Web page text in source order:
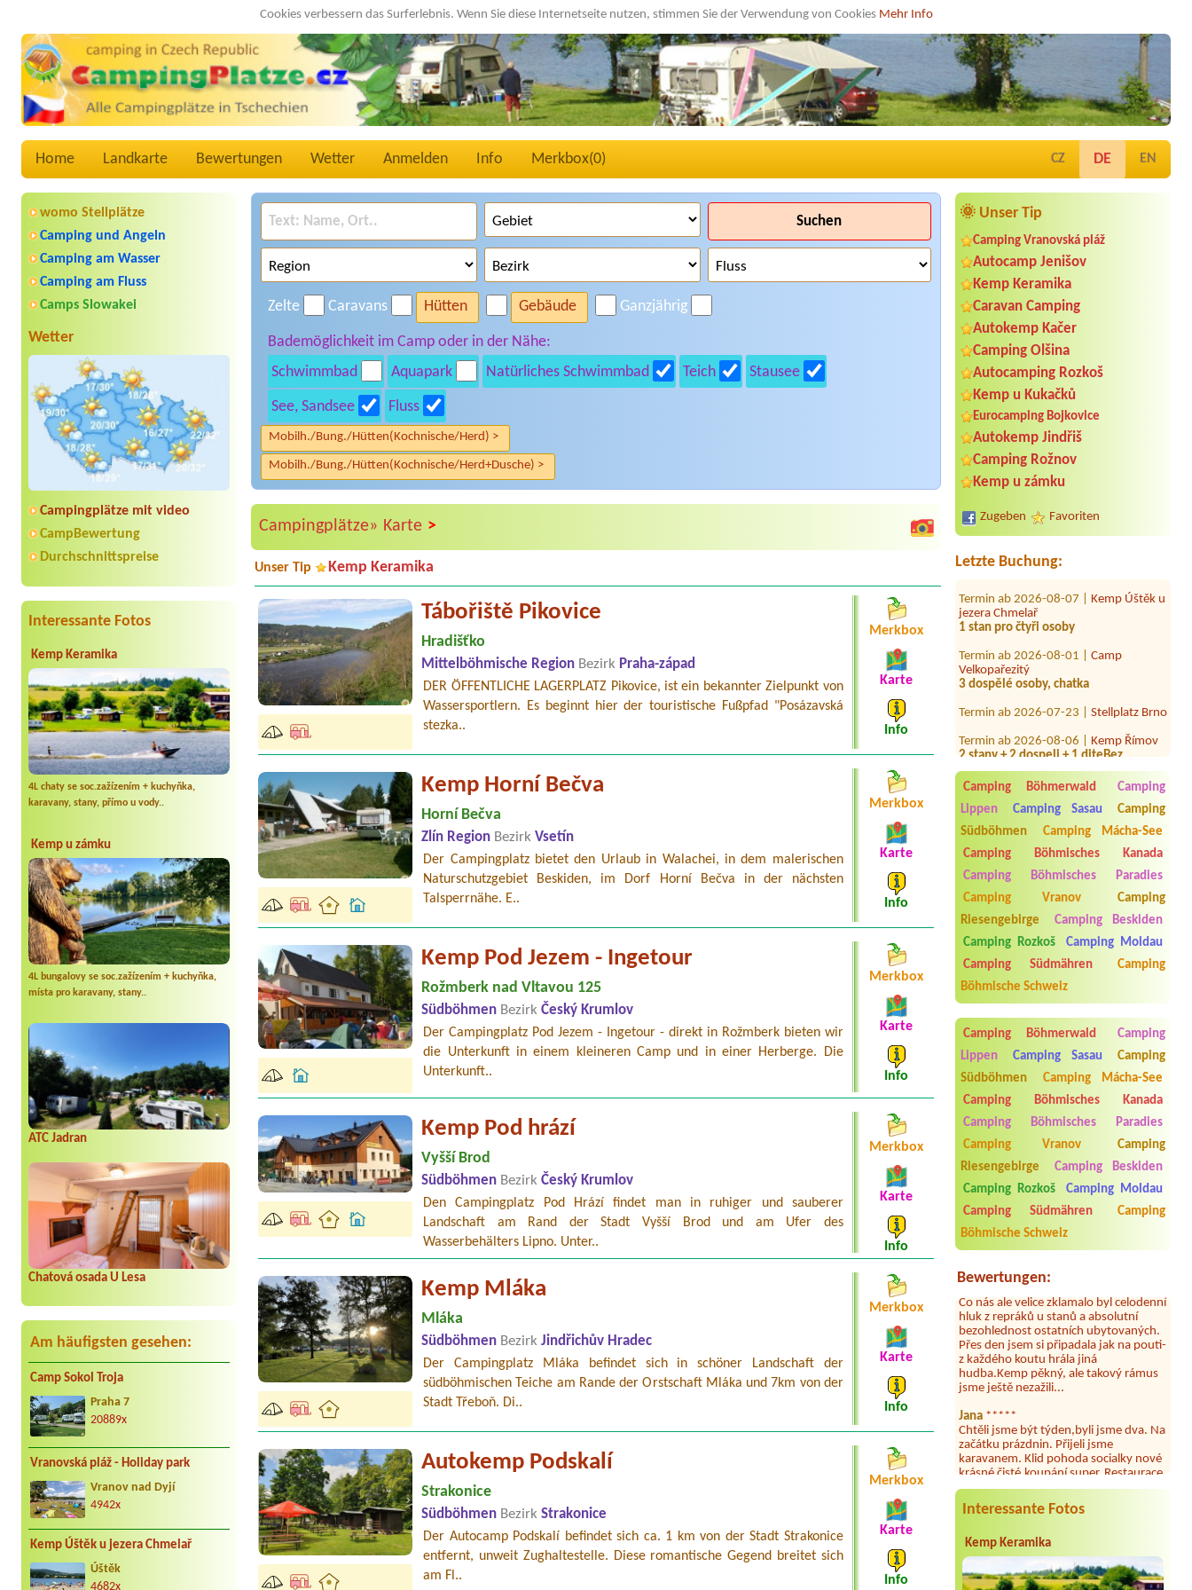
Cookies verbessern das Surferlebnis. Wenn Sie diese Internetseite nutzen, stimmen Sie der Verwendung von Cookies Mehr Info
Home Landkarte Bewertungen Wetter Anmelden Info Merkbox(0) CZ DE EN
womo Stellplätze
Camping und Angeln
Camping am Wasser
Camping am Fluss
Camps Slowakei
Wetter
Campingplätze mit video
CampBewertung
Durchschnittspreise
Interessante Fotos
Kemp Keramika
4L chaty se soc.zažízením + kuchyňka,
karavany, stany, přímo u vody..
Kemp u zámku
4L bungalovy se soc.zažízením + kuchyňka,
místa pro karavany, stany..
ATC Jadran
Chatová osada U Lesa
Am häufigsten gesehen:
Camp Sokol Troja
Praha 7
20889x
Vranovská pláž - Holiday park
Vranov nad Dyjí
4942x
Kemp Úštěk u jezera Chmelař
Úštěk
4682x
🌞 Unser Tip
Camping Vranovská pláž
Autocamp Jenišov
Kemp Keramika
Caravan Camping
Autokemp Kačer
Camping Olšina
Autocamping Rozkoš
Kemp u Kukačků
Eurocamping Bojkovice
Autokemp Jindřiš
Camping Rožnov
Kemp u zámku
Zugeben Favoriten
Letzte Buchung:
Termin ab 2026-08-10 |
Višňová 1
3L karavan, 3 osoby, luzkoviny, el.
Termin ab 2027-07-23 |
4A Für 10 Personen Erwaksene
jezera Chmelař
1 stan pro čtyři osoby
Velkopařezitý
3 dospělé osoby, chatka
2 stany + 2 dospeli + 1 diteBez
elektriky
Termin ab 2026-08-03 |Tábořište u
Písečáků
4 stany, 8 osob
Termin ab 2026-08-07 |Camp Horní
Lipka
Malý karavan 1x
Termin ab 2026-07-30 |
ATC Šlechtův
palouk
1x3L
Domaslavice
Chatka 2 dospeli 2deti
Camping Böhmerwald
Camping
Lippen
Camping Sasau
Camping
Südböhmen
Camping Mácha-See
Camping Böhmisches Kanada
Camping Böhmisches Paradies
Camping Vranov
Camping
Riesengebirge
Camping Beskiden
Camping Rozkoš
Camping Moldau
Camping Südmähren
Camping
Böhmische Schweiz
Camping Böhmerwald
Camping
Lippen
Camping Sasau
Camping
Südböhmen
Camping Mácha-See
Camping Böhmisches Kanada
Camping Böhmisches Paradies
Camping Vranov
Camping
Riesengebirge
Camping Beskiden
Camping Rozkoš
Camping Moldau
Camping Südmähren
Camping
Böhmische Schweiz
Bewertungen:
Aneta Melicharová***
Byli jsme zde v týdnu od 25.7. do 1.8.
2026. Kemp jako takový je pěkný. V
umývárně i na WC bylo vždy čisto,
doplněný papír i utěrky, což při
restaurace, kebab a další občerstvení.
Co nás ale velice zklamalo byl celodenní
hluk z repráků u stanů a absolutní
bezohlednost ostatních ubytovaných.
Přes den jsem si připadala jak na pouti-
z každého koutu hrála jiná
hudba.Kemp pěkný, ale takový rámus
jsme ještě nezažili...
Chtěli jsme být týden,byli jsme dva. Na
začátku prázdnin. Přijeli jsme
karavanem. Klid pohoda socialky nové
krásné čisté,koupání super. Restaurace
s jídlem, a dobrým jídlem za slušnou
cenu na dosah, a spoustu možností na
výlety. Veškerý personál se choval
slušně mile. Nám se v kempu líbilo.
Aneta Janíčková*****
Byli jsme zde s dětmi na 5 nocí,
výborné vybavení kempu, čisto všude.
Výborná káva, mošt i víno a další.Milí
Interessante Fotos
Kemp Keramika
Suchen
Zelte Caravans Hütten Gebäude Ganzjährig
Bademöglichkeit im Camp oder in der Nähe:
Schwimmbad
Aquapark Natürliches Schwimmbad Teich Stausee
See, Sandsee Fluss
Mobilh./Bung./Hütten(Kochnische/Herd) >
Mobilh./Bung./Hütten(Kochnische/Herd+Dusche) >
Campingplätze» Karte >
Unser Tip Kemp Keramika
Tábořiště Pikovice
Hradišťko
Mittelböhmische Region Bezirk Praha-západ
DER ÖFFENTLICHE LAGERPLATZ Pikovice, ist ein bekannter Zielpunkt von
Wassersportlern. Es beginnt hier der touristische Fußpfad "Posázavská
stezka..
Merkbox
Karte
Info
Kemp Horní Bečva
Horní Bečva
Zlín Region Bezirk Vsetín
Der Campingplatz bietet den Urlaub in Walachei, in dem malerischen
Naturschutzgebiet Beskiden, im Dorf Horní Bečva in der nächsten
Talsperrnähe. E..
Merkbox
Karte
Info
Kemp Pod Jezem - Ingetour
Rožmberk nad Vltavou 125
Südböhmen Bezirk Český Krumlov
Der Campingplatz Pod Jezem - Ingetour - direkt in Rožmberk bieten wir
die Unterkunft in einem kleineren Camp und in einer Herberge. Die
Unterkunft..
Merkbox
Karte
Info
Kemp Pod hrází
Vyšší Brod
Südböhmen Bezirk Český Krumlov
Den Campingplatz Pod Hrází findet man in ruhiger und sauberer
Landschaft am Rand der Stadt Vyšší Brod und am Ufer des
Wasserbehälters Lipno. Unter..
Merkbox
Karte
Info
Kemp Mláka
Mláka
Südböhmen Bezirk Jindřichův Hradec
Der Campingplatz Mláka befindet sich in schöner Landschaft der
südböhmischen Teiche am Rande der Orstschaft Mláka und 7km von der
Stadt Třeboň. Di..
Merkbox
Karte
Info
Autokemp Podskalí
Strakonice
Südböhmen Bezirk Strakonice
Der Autocamp Podskalí befindet sich ca. 1 km von der Stadt Strakonice
entfernt, unweit Zughaltestelle. Diese romantische Gegend breitet sich
am Fl..
Merkbox
Karte
Info